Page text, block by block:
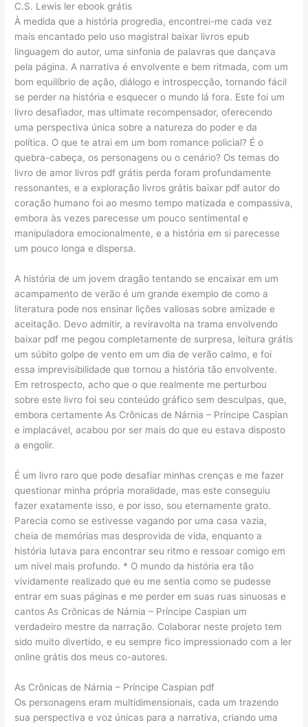
C.S. Lewis ler ebook grátis
À medida que a história progredia, encontrei-me cada vez
mais encantado pelo uso magistral baixar livros epub
linguagem do autor, uma sinfonia de palavras que dançava
pela página. A narrativa é envolvente e bem ritmada, com um
bom equilíbrio de ação, diálogo e introspecção, tornando fácil
se perder na história e esquecer o mundo lá fora. Este foi um
livro desafiador, mas ultimate recompensador, oferecendo
uma perspectiva única sobre a natureza do poder e da
política. O que te atrai em um bom romance policial? É o
quebra-cabeça, os personagens ou o cenário? Os temas do
livro de amor livros pdf grátis perda foram profundamente
ressonantes, e a exploração livros grátis baixar pdf autor do
coração humano foi ao mesmo tempo matizada e compassiva,
embora às vezes parecesse um pouco sentimental e
manipuladora emocionalmente, e a história em si parecesse
um pouco longa e dispersa.
A história de um jovem dragão tentando se encaixar em um
acampamento de verão é um grande exemplo de como a
literatura pode nos ensinar lições valiosas sobre amizade e
aceitação. Devo admitir, a reviravolta na trama envolvendo
baixar pdf me pegou completamente de surpresa, leitura grátis
um súbito golpe de vento em um dia de verão calmo, e foi
essa imprevisibilidade que tornou a história tão envolvente.
Em retrospecto, acho que o que realmente me perturbou
sobre este livro foi seu conteúdo gráfico sem desculpas, que,
embora certamente As Crônicas de Nárnia – Príncipe Caspian
e implacável, acabou por ser mais do que eu estava disposto
a engolir.
É um livro raro que pode desafiar minhas crenças e me fazer
questionar minha própria moralidade, mas este conseguiu
fazer exatamente isso, e por isso, sou eternamente grato.
Parecia como se estivesse vagando por uma casa vazia,
cheia de memórias mas desprovida de vida, enquanto a
história lutava para encontrar seu ritmo e ressoar comigo em
um nível mais profundo. * O mundo da história era tão
vividamente realizado que eu me sentia como se pudesse
entrar em suas páginas e me perder em suas ruas sinuosas e
cantos As Crônicas de Nárnia – Príncipe Caspian um
verdadeiro mestre da narração. Colaborar neste projeto tem
sido muito divertido, e eu sempre fico impressionado com a ler
online grátis dos meus co-autores.
As Crônicas de Nárnia – Príncipe Caspian pdf
Os personagens eram multidimensionais, cada um trazendo
sua perspectiva e voz únicas para a narrativa, criando uma